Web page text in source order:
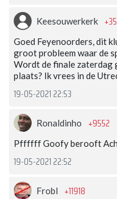
Keesouwerkerk
Goed Feyenoorders, dit
groot probleem waar de
Wordt de finale zaterdag
plaats? Ik vrees in de
19-05-2021 22:53
Ronaldinho +9552
Pffffff Goofy berooft
19-05-2021 22:52
Frobl +11918